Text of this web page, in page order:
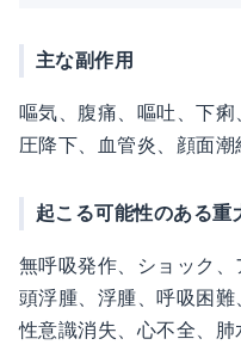
主な副作用
嘔気、腹痛、嘔吐、下
圧降下、血管炎、顔面
起こる可能性のある重
無呼吸発作、ショック
頭浮腫、浮腫、呼吸困
性意識消失、心不全、